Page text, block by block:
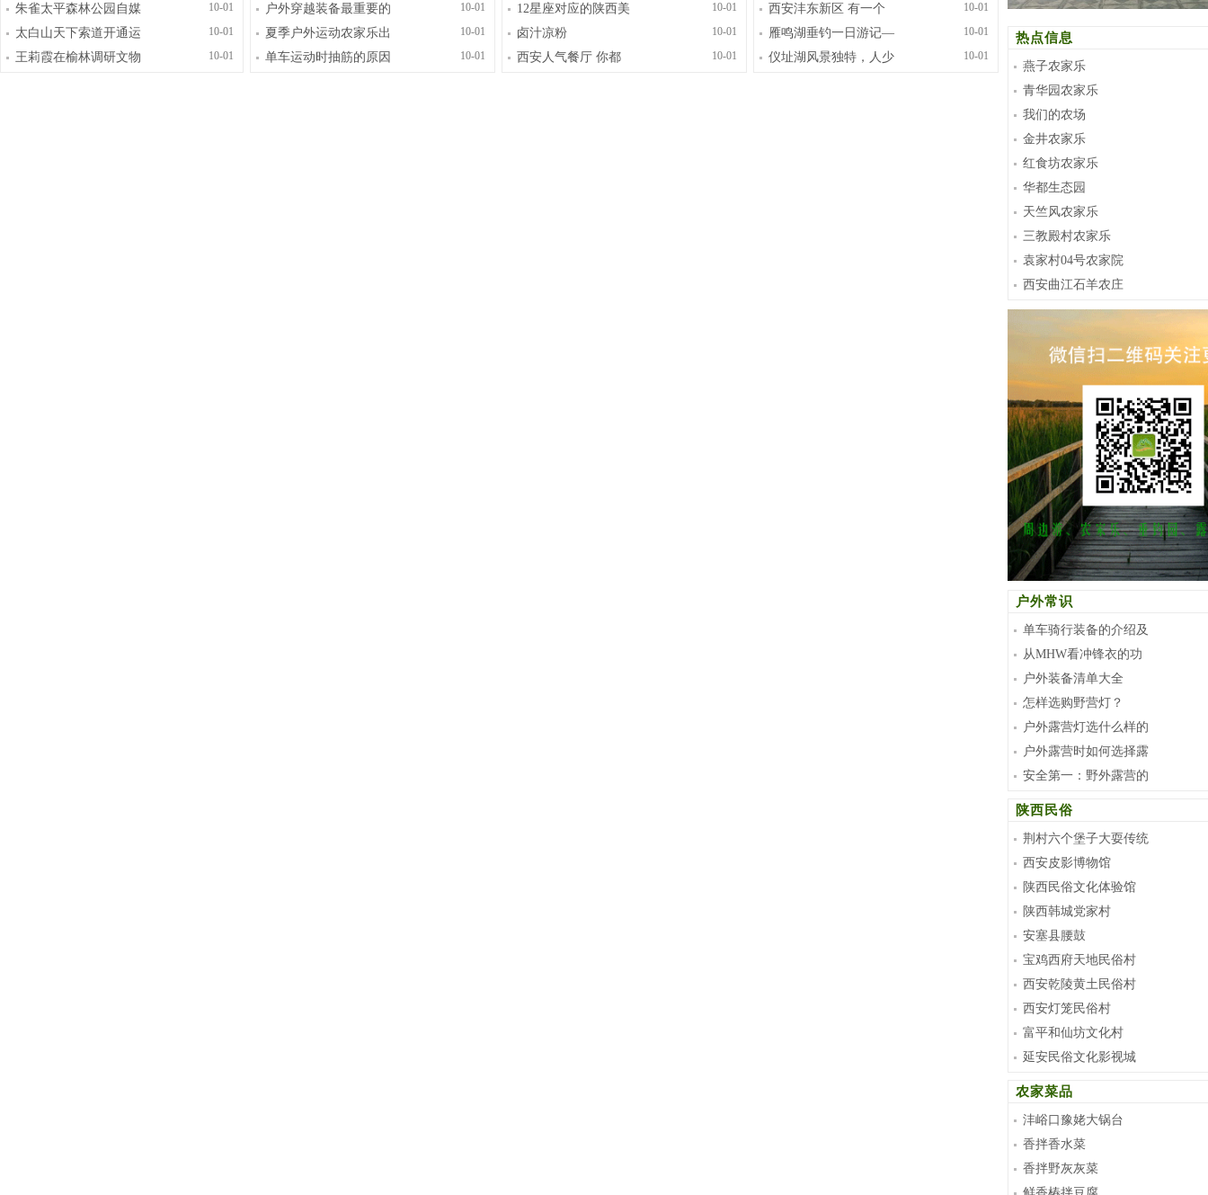
10-01
朱雀太平森林公园自媒
10-01
太白山天下索道开通运
10-01
王莉霞在榆林调研文物
10-01
户外穿越装备最重要的
10-01
夏季户外运动农家乐出
10-01
单车运动时抽筋的原因
10-01
12星座对应的陕西美
10-01
卤汁凉粉
10-01
西安人气餐厅 你都
10-01
西安沣东新区 有一个
10-01
雁鸣湖垂钓一日游记—
10-01
仪址湖风景独特，人少
热点信息
燕子农家乐
青华园农家乐
我们的农场
金井农家乐
红食坊农家乐
华都生态园
天竺风农家乐
三教殿村农家乐
袁家村04号农家院
西安曲江石羊农庄
户外常识
单车骑行装备的介绍及
从MHW看冲锋衣的功
户外装备清单大全
怎样选购野营灯？
户外露营灯选什么样的
户外露营时如何选择露
安全第一：野外露营的
陕西民俗
荆村六个堡子大耍传统
西安皮影博物馆
陕西民俗文化体验馆
陕西韩城党家村
安塞县腰鼓
宝鸡西府天地民俗村
西安乾陵黄土民俗村
西安灯笼民俗村
富平和仙坊文化村
延安民俗文化影视城
农家菜品
沣峪口豫姥大锅台
香拌香水菜
香拌野灰灰菜